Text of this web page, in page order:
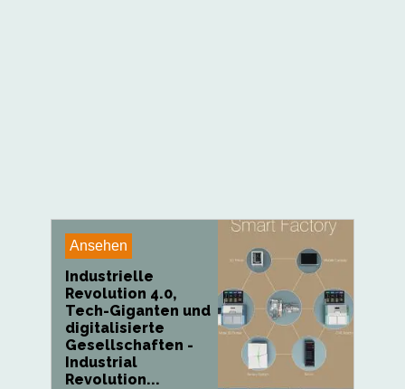
Ansehen
Industrielle
Revolution 4.0,
Tech-Giganten und
digitalisierte
Gesellschaften -
Industrial
Revolution...